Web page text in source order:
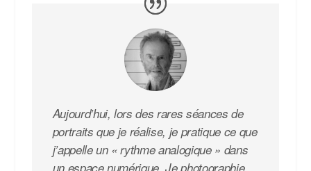
Aujourd’hui, lors des rares séances de
portraits que je réalise, je pratique ce que
j’appelle un « rythme analogique » dans
un espace numérique. Je photographie